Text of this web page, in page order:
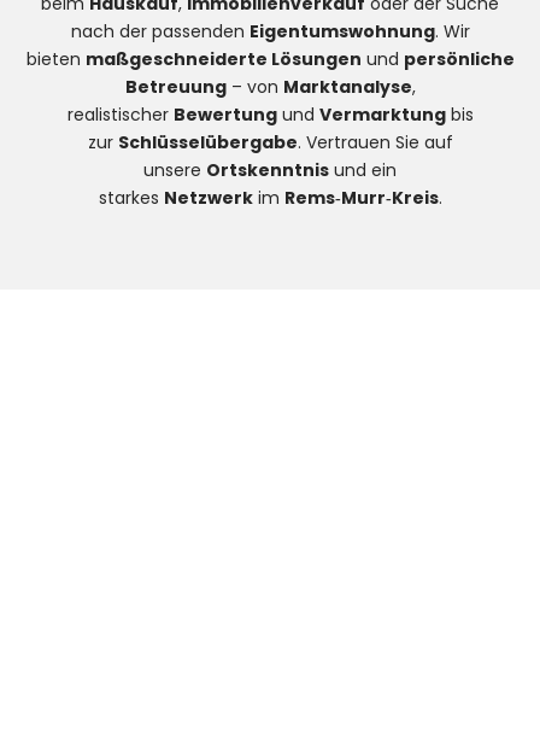
nach der passenden Eigentumswohnung. Wir
bieten maßgeschneiderte Lösungen und persönliche
Betreuung– von Marktanalyse,
realistischer Bewertungund Vermarktungbis
zur Schlüsselübergabe. Vertrauen Sie auf
unsere Ortskenntnis und ein
starkes Netzwerkim Rems‑Murr‑Kreis.